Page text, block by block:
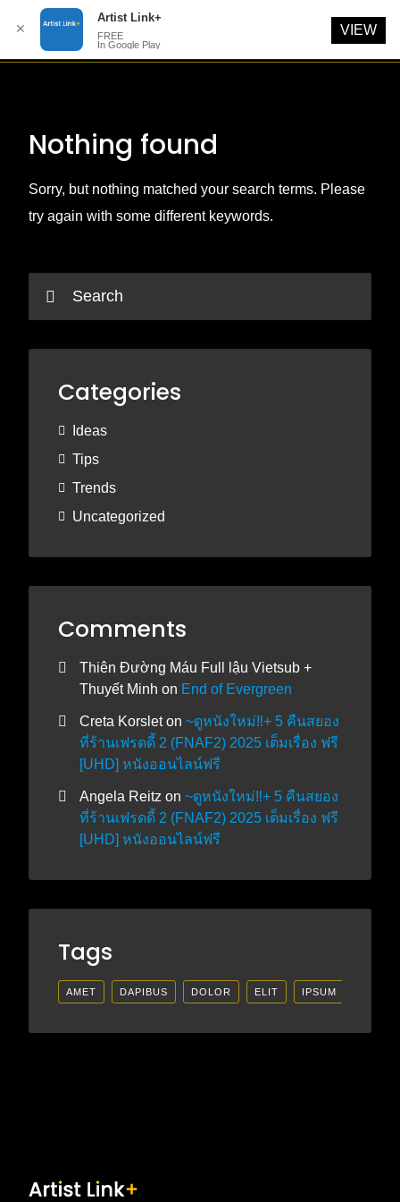
Nothing found
Sorry, but nothing matched your search terms. Please
try again with some different keywords.
Categories
Ideas
Tips
Trends
Uncategorized
Comments
Thiên Đường Máu Full lậu Vietsub +
Thuyết Minh on End of Evergreen
Creta Korsleton ~ดูหนังใหม่‼️+ 5 คืนสยอง
ที่ร้านเฟรดดี้ 2 (FNAF2) 2025 เต็มเรื่อง ฟรี
[UHD] หนังออนไลน์ฟรี
Angela Reitz on ~ดูหนังใหม่‼️+ 5 คืนสยอง
ที่ร้านเฟรดดี้ 2 (FNAF2) 2025 เต็มเรื่อง ฟรี
[UHD] หนังออนไลน์ฟรี
Tags
AMET DAPIBUS DOLOR ELIT IPSUM
✕
Artist Link+
FREE
In Google Play
VIEW